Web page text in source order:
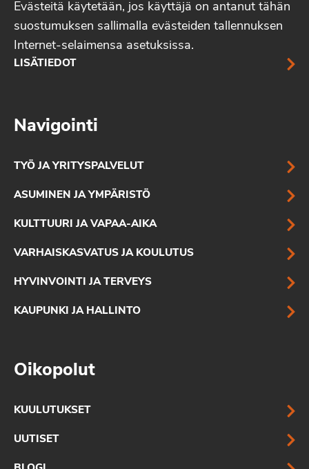
Evästeitä käytetään, jos käyttäjä on antanut tähän
suostumuksen sallimalla evästeiden tallennuksen
Internet-selaimensa asetuksissa.
LISÄTIEDOT
Navigointi
TYÖ JA YRITYSPALVELUT
ASUMINEN JA YMPÄRISTÖ
KULTTUURI JA VAPAA-AIKA
VARHAISKASVATUS JA KOULUTUS
HYVINVOINTI JA TERVEYS
KAUPUNKI JA HALLINTO
Oikopolut
KUULUTUKSET
UUTISET